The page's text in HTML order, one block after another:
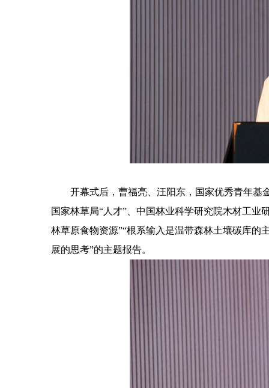
开幕式后，曹福亮、汪阳东，国家优秀青年基
国家林草局“人才”、中国林业科学研究院木材工业
林草原食物资源”“根系输入是温带森林土壤碳库的
展的思考”的主题报告。